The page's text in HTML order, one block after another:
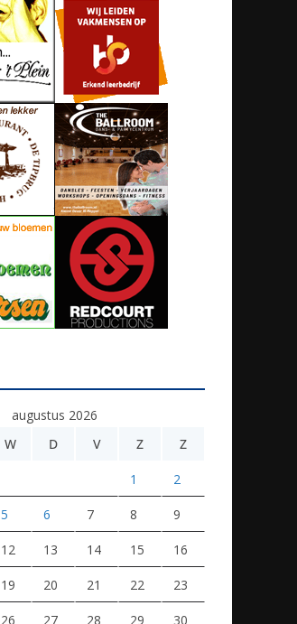
augustus 2026
W D V Z Z
1 2
5 6 7 8 9
12 13 14 15 16
19 20 21 22 23
26 27 28 29 30